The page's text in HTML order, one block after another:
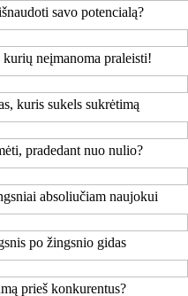
savo potencialą?
neįmanoma praleisti!
kuris sukels sukrėtimą
pradedant nuo nulio?
absoliučiam naujokui
po žingsnio gidas
prieš konkurentus?